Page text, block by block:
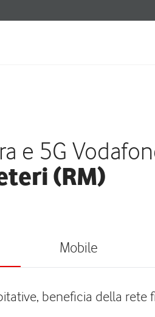
e 5G
(RM)
Mobile
beneficia della